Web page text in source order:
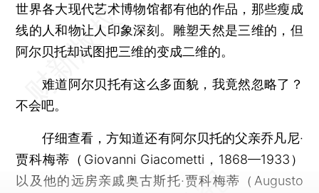
世界各大现代艺术博物馆都有他的作品，那些瘦成
线的人和物让人印象深刻。雕塑天然是三维的，但
阿尔贝托却试图把三维的变成二维的。
难道阿尔贝托有这么多面貌，我竟然忽略了？
不会吧。
仔细查看，方知道还有阿尔贝托的父亲乔凡尼·
贾科梅蒂（Giovanni Giacometti，1868—1933）
以及他的远房亲戚奥古斯托·贾科梅蒂（Augusto